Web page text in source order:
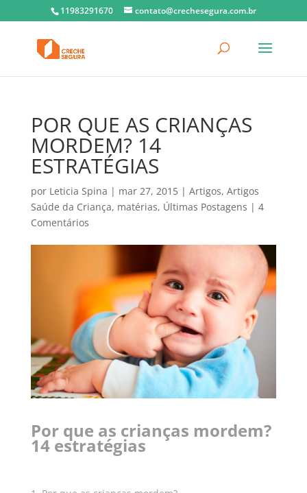
11983291670 contato@crechesegura.com.br
POR QUE AS CRIANÇAS
MORDEM? 14
ESTRATÉGIAS
por Leticia Spina | mar 27, 2015| Artigos, Artigos
Saúde da Criança, matérias, Últimas Postagens | 4
Comentários
Por que as crianças mordem?
14 estratégias